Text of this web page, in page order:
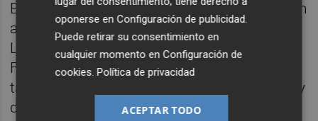
El martes 2 de junio las pruebas comenzarán
a las 09.30 horas con Lengua Castellana y
Literatura II, seguida de Historia de la
Filosofía a las 11.45 horas. Las sesiones de
tarde se destinarán a asignaturas optativas y
de modalidad.
oponerse enConfiguración de publicidad
Puede retirar su consentimiento en
cualquier momento enConfiguración de
cookies .Política de privacidad
ACEPTAR TODO